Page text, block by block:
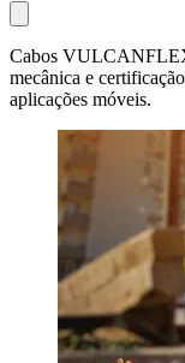
Cabos
mecânica e
aplicações móveis.